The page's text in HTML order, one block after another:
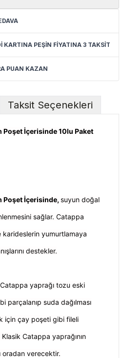
KARTINA PEŞİN FİYATINA 3 TAKSİT
PUAN KAZAN
Taksit Seçenekleri
Poşet İçerisinde 10lu Paket
Poşet İçerisinde, suyun doğal
sağlar. Catappa
karideslerin yumurtlamaya
destekler.
yaprağı tozu eski
parçalanıp suda dağılması
için çay poşeti gibi fileli
Klasik Catappa yaprağının
oradan verecektir.